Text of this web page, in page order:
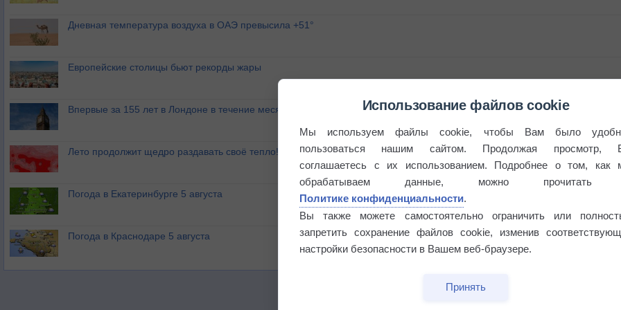
Дневная температура воздуха в ОАЭ превысила +51°
Европейские столицы бьют рекорды жары
Впервые за 155 лет в Лондоне в течение месяца не выпадал дождь
Лето продолжит щедро раздавать своё тепло!
Погода в Екатеринбурге 5 августа
Погода в Краснодаре 5 августа
Использование файлов cookie
Мы используем файлы cookie, чтобы Вам было
пользоваться нашим сайтом. Продолжая просмотр,
соглашаетесь с их использованием. Подробнее о том, как
обрабатываем данные, можно прочитать
Политике конфиденциальности.
Вы также можете самостоятельно ограничить или
запретить сохранение файлов cookie, изменив
настройки безопасности в Вашем веб-браузере.
Принять